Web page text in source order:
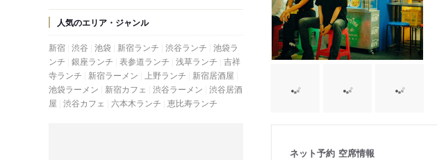
人気のエリア・ジャンル
新宿 渋谷 池袋 新宿ランチ 渋谷ランチ 池袋ラ
ンチ 銀座ランチ 表参道ランチ 浅草ランチ 吉祥
寺ランチ
新宿ラーメン 上野ランチ
新宿居酒屋
池袋ラーメン
新宿カフェ 渋谷ラーメン 渋谷居酒
屋 渋谷カフェ 六本木ランチ 恵比寿ランチ
ネット予約 空席情報